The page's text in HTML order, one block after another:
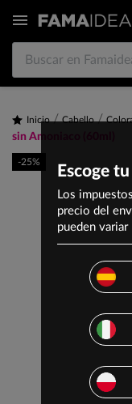

-25%
Inicio Cabello
sin Amoniaco (60ml)
Escoge
Los
precio del
pueden